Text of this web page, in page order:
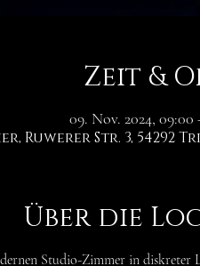
Zeit &
09. Nov. 2024, 09:00
Ruwerer Str. 3, 54292
Über die
Studio-Zimmer in diskreter